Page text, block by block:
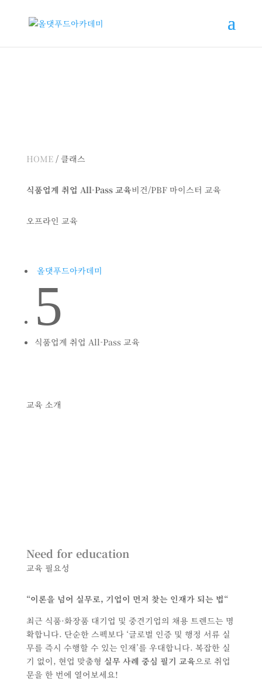
HOME/ 클래스
식품업계 취업 All-Pass 교육비건/PBF 마이스터 교육
오프라인 교육
올댓푸드아카데미
5
식품업계 취업 All-Pass 교육
교육 소개
Need for education
교육 필요성
“이론을 넘어 실무로, 기업이 먼저 찾는 인재가 되는 법“
최근 식품·화장품 대기업 및 중견기업의 채용 트렌드는 명
확합니다. 단순한 스펙보다 ‘글로벌 인증 및 행정 서류 실
무를 즉시 수행할 수 있는 인재’를 우대합니다. 복잡한 실
기 없이, 현업 맞춤형 실무 사례 중심 필기 교육으로 취업
문을 한 번에 열어보세요!